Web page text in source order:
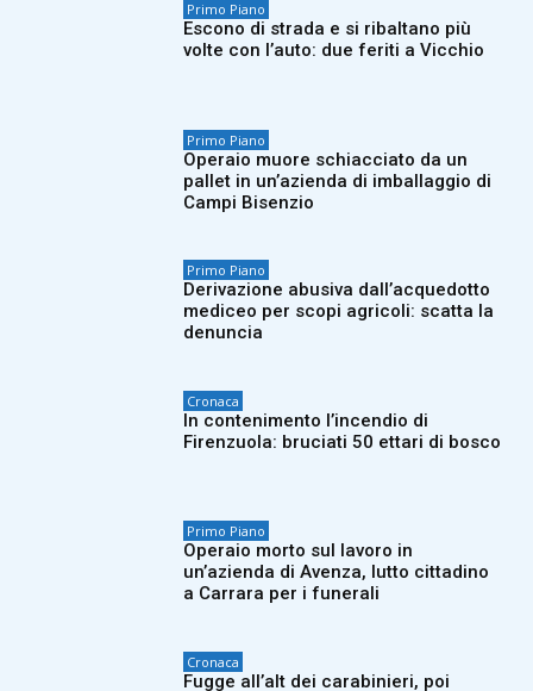
Primo Piano
Escono di strada e si ribaltano più
volte con l’auto: due feriti a Vicchio
Primo Piano
Operaio muore schiacciato da un
pallet in un’azienda di imballaggio di
Campi Bisenzio
Primo Piano
Derivazione abusiva dall’acquedotto
mediceo per scopi agricoli: scatta la
denuncia
Cronaca
In contenimento l’incendio di
Firenzuola: bruciati 50 ettari di bosco
Primo Piano
Operaio morto sul lavoro in
un’azienda di Avenza, lutto cittadino
a Carrara per i funerali
Cronaca
Fugge all’alt dei carabinieri, poi